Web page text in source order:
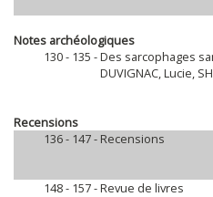
Notes archéologiques
130 - 135 -Des sarcophages
DUVIGNAC, Lucie,
Recensions
136 - 147 - Recensions
148 - 157 -Revue de livres